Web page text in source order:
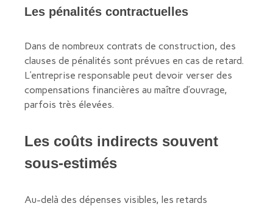
Les pénalités contractuelles
Dans de nombreux contrats de construction, des
clauses de pénalités sont prévues en cas de retard.
L’entreprise responsable peut devoir verser des
compensations financières au maître d’ouvrage,
parfois très élevées.
Les coûts indirects souvent
sous-estimés
Au-delà des dépenses visibles, les retards